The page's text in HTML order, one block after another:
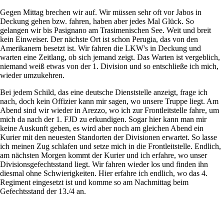
Gegen Mittag brechen wir auf. Wir müssen sehr oft vor Jabos in
Deckung gehen bzw. fahren, haben aber jedes Mal Glück. So
gelangen wir bis Pasignano am Trasimenischen See. Weit und breit
kein Einweiser. Der nächste Ort ist schon Perugia, das von den
Amerikanern besetzt ist. Wir fahren die LKW's in Deckung und
warten eine Zeitlang, ob sich jemand zeigt. Das Warten ist vergeblich,
niemand weiß etwas von der 1. Division und so entschließe ich mich,
wieder umzukehren.
Bei jedem Schild, das eine deutsche Dienststelle anzeigt, frage ich
nach, doch kein Offizier kann mir sagen, wo unsere Truppe liegt. Am
Abend sind wir wieder in Arezzo, wo ich zur Frontleitstelle fahre, um
mich da nach der 1. FJD zu erkundigen. Sogar hier kann man mir
keine Auskunft geben, es wird aber noch am gleichen Abend ein
Kurier mit den neuesten Standorten der Divisionen erwartet. So lasse
ich meinen Zug schlafen und setze mich in die Frontleitstelle. Endlich,
am nächsten Morgen kommt der Kurier und ich erfahre, wo unser
Divisionsgefechtsstand liegt. Wir fahren wieder los und finden ihn
diesmal ohne Schwierigkeiten. Hier erfahre ich endlich, wo das 4.
Regiment eingesetzt ist und komme so am Nachmittag beim
Gefechtsstand der 13./4 an.